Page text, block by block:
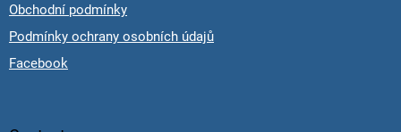
Obchodní podmínky
Podmínky ochrany osobních údajů
Facebook